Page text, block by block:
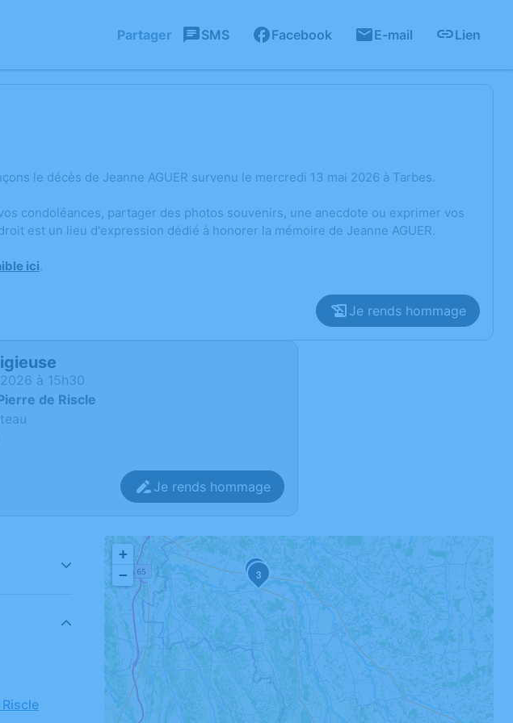
Partager SMS Facebook E-mail Lien
le décès de Jeanne AGUER survenu le mercredi 13 mai 2026 à Tarbes.
condoléances, partager des photos souvenirs, une anecdote ou exprimer vos
est un lieu d'expression dédié à honorer la mémoire de Jeanne AGUER.
ici.
Je rends hommage
2026 à 15h30
de Riscle
Je rends hommage
23
+
−